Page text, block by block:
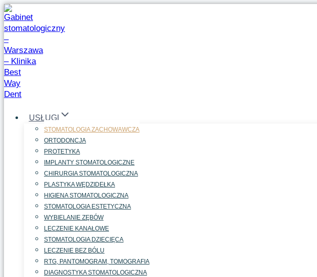
Przejdź
do
treści
USŁUGI
STOMATOLOGIA ZACHOWAWCZA
ORTODONCJA
PROTETYKA
IMPLANTY STOMATOLOGICZNE
CHIRURGIA STOMATOLOGICZNA
PLASTYKA WĘDZIDEŁKA
HIGIENA STOMATOLOGICZNA
STOMATOLOGIA ESTETYCZNA
WYBIELANIE ZĘBÓW
LECZENIE KANAŁOWE
STOMATOLOGIA DZIECIĘCA
LECZENIE BEZ BÓLU
RTG, PANTOMOGRAM, TOMOGRAFIA
DIAGNOSTYKA STOMATOLOGICZNA